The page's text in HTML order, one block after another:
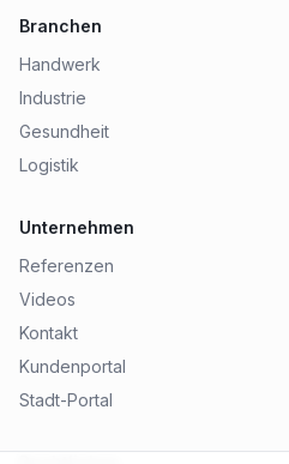
Branchen
Handwerk
Industrie
Gesundheit
Logistik
Unternehmen
Referenzen
Videos
Kontakt
Kundenportal
Stadt-Portal